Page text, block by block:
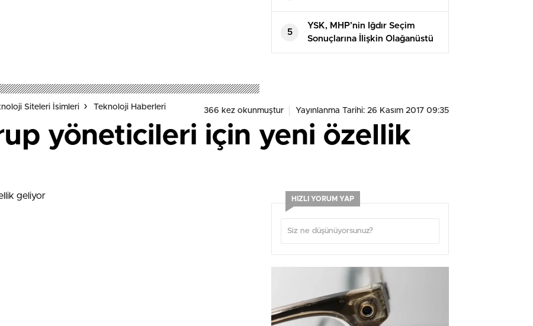
5
YSK, MHP’nin Iğdır Seçim
Sonuçlarına İlişkin Olağanüstü
İtirazını Reddetti
Siteleri İsimleri Teknoloji Haberleri 366 kez okunmuştur Yayınlanma Tarihi: 26 Kasım 2017 09:35
yöneticileri için yeni özellik
HIZLI YORUM YAP